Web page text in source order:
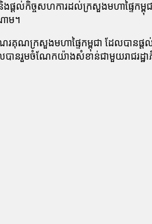
ចសហការដល់ក្រសួងមហាផ្ទៃកម្ពុជា ក្
ាម។
ណក្រសួងមហាផ្ទៃកម្ពុជា ដែលបានផ្
មចំណែកយ៉ាងសំខាន់ជាមួយរាជរដ្ឋាភិប